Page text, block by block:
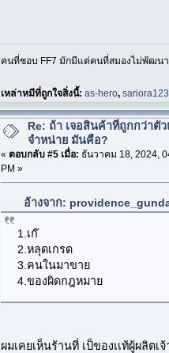
คนที่ชอบ FF7 มักมีแต่คนที่สมองไม่พัฒนา
เหล่าหมีที่ถูกใจสิ่งนี้:as-hero,sariora123
Re: ถ้า เจอสินค้าที่ถูกกว่าตั
จำหน่าย มันคือ?
« ตอบกลับ #5 เมื่อ: ธันวาคม 18, 2024,
PM »
อ้างจาก:
1.เก๊
2.หลุดเกรด
3.คนในมาขาย
4.ของผิดกฎหมาย
ผมเคยเห็นร้านที่ เป็ของเเท้ผู้ผลิต